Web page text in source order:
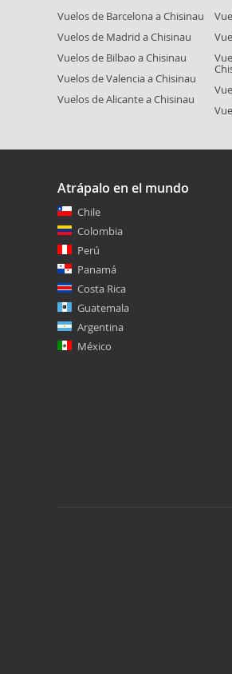
Vuelos de Barcelona a Chisinau
Vuelos de Madrid a Chisinau
Vuelos de Bilbao a Chisinau
Vuelos de Valencia a Chisinau
Vuelos de Alicante a Chisinau
Atrápalo en el mundo
Chile
Colombia
Perú
Panamá
Costa Rica
Guatemala
Argentina
México